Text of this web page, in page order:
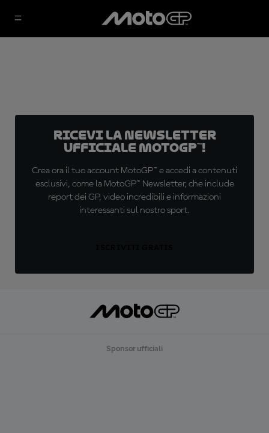
Ricevi la newsletter
ufficiale MotoGP™!
Crea ora il tuo account MotoGP™ e accedi a contenuti
esclusivi, come la MotoGP™ Newsletter, che include
report dei GP, video incredibili e informazioni
interessanti sul nostro sport.
Sponsor ufficiali